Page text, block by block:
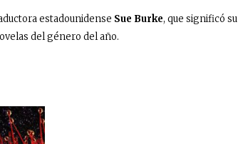
estadounidense Sue Burke, que significó su
del género del año.